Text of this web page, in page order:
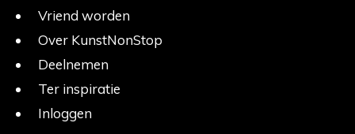
Vriend worden
Over KunstNonStop
Deelnemen
Ter inspiratie
Inloggen